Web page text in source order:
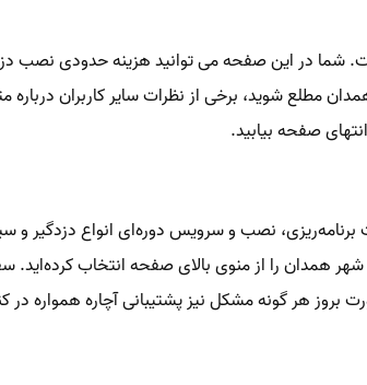
در این صفحه می توانید هزینه حدودی نصب
مطلع شوید، برخی از نظرات سایر کاربران
صفحه بیابید.
برنامه‌‌ریزی، نصب و سرویس دوره‌ای انواع
همدان را از منوی بالای صفحه انتخاب کرده‌اید.
بروز هر گونه مشکل نیز پشتیبانی آچاره همواره